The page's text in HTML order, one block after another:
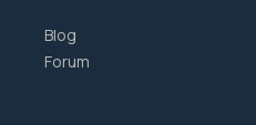
Blog
Forum